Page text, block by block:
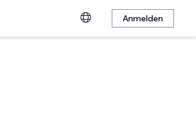
Anmelden